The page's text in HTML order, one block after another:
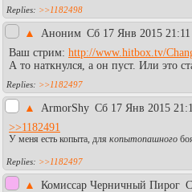
>>1182498
▲ Аноним Сб 17 Янв 2015 21:11
Ваш стрим: http://www.hitbox.tv/
А то наткнулся, а он пуст. Или это
>>1182497
▲ АrmorShy Сб 17 Янв 2015
>>1182491
У меня есть копыта, для копытопашного
>>1182497
▲ Комиссар Черничный Пирог